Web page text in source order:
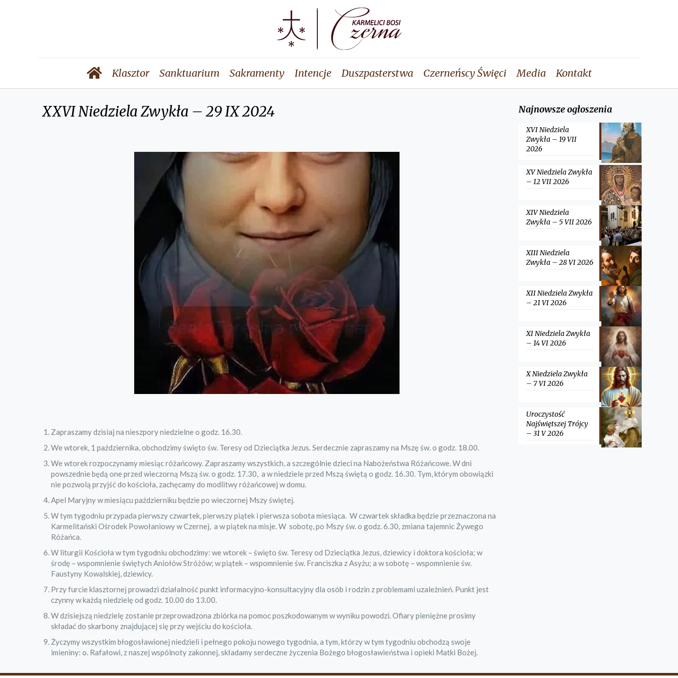
Klasztor Sanktuarium Sakramenty Intencje Duszpasterstwa Czerneńscy Święci Media Kontakt
XXVI Niedziela Zwykła – 29 IX 2024
Zapraszamy dzisiaj na nieszpory niedzielne o godz. 16.30.
We wtorek, 1 października, obchodzimy święto św. Teresy od Dzieciątka Jezus. Serdecznie zapraszamy na Mszę św. o godz. 18.00.
We wtorek rozpoczynamy miesiąc różańcowy. Zapraszamy wszystkich, a szczególnie dzieci na Nabożeństwa Różańcowe. W dni
powszednie będą one przed wieczorną Mszą św. o godz. 17.30, a w niedziele przed Mszą świętą o godz. 16.30. Tym, którym obowiązki
nie pozwolą przyjść do kościoła, zachęcamy do modlitwy różańcowej w domu.
Apel Maryjny w miesiącu październiku będzie po wieczornej Mszy świętej.
W tym tygodniu przypada pierwszy czwartek, pierwszy piątek i pierwsza sobota miesiąca. W czwartek składka będzie przeznaczona na
Karmelitański Ośrodek Powołaniowy w Czernej, a w piątek na misje.W sobotę, po Mszy św. o godz. 6.30, zmiana tajemnic Żywego
Różańca.
W liturgii Kościoła w tym tygodniu obchodzimy: we wtorek – święto św. Teresy od Dzieciątka Jezus, dziewicy i doktora kościoła; w
środę – wspomnienie świętych Aniołów Stróżów; w piątek – wspomnienie św. Franciszka z Asyżu; a w sobotę – wspomnienie św.
Faustyny Kowalskiej, dziewicy.
Przy furcie klasztornej prowadzi działalność punkt informacyjno-konsultacyjny dla osób i rodzin z problemami uzależnień. Punkt jest
czynny w każdą niedzielę od godz. 10.00 do 13.00.
W dzisiejszą niedzielę zostanie przeprowadzona zbiórka na pomoc poszkodowanym w wyniku powodzi. Ofiary pieniężne prosimy
składać do skarbony znajdującej się przy wejściu do kościoła.
Życzymy wszystkim błogosławionej niedzieli i pełnego pokoju nowego tygodnia, a tym, którzy w tym tygodniu obchodzą swoje
imieniny: o. Rafałowi, z naszej wspólnoty zakonnej, składamy serdeczne życzenia Bożego błogosławieństwa i opieki Matki Bożej.
Najnowsze ogłoszenia
XVI Niedziela
Zwykła – 19 VII
2026
XV Niedziela Zwykła
– 12 VII 2026
XIV Niedziela
Zwykła – 5 VII 2026
XIII Niedziela
Zwykła – 28 VI 2026
XII Niedziela Zwykła
– 21 VI 2026
XI Niedziela Zwykła
– 14 VI 2026
X Niedziela Zwykła
– 7 VI 2026
Uroczystość
Najświętszej Trójcy
– 31 V 2026